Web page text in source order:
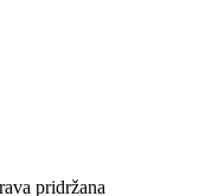
pridržana